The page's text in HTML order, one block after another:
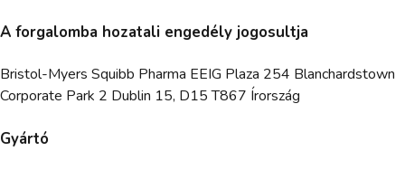
A forgalomba hozatali engedély jogosultja
Bristol-Myers Squibb Pharma EEIG Plaza 254 Blanchardstown
Corporate Park 2 Dublin 15, D15 T867 Írország
Gyártó